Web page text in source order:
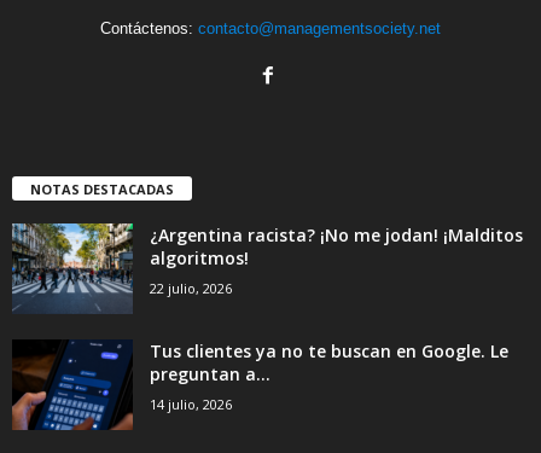
Contáctenos: contacto@managementsociety.net
NOTAS DESTACADAS
¿Argentina racista? ¡No me jodan! ¡Malditos
algoritmos!
22 julio, 2026
Tus clientes ya no te buscan en Google. Le
preguntan a...
14 julio, 2026